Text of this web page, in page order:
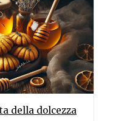
della dolcezza